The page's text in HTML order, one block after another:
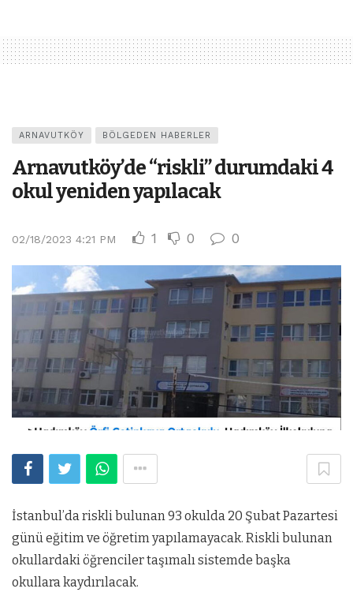
ARNAVUTKÖY BÖLGEDEN HABERLER
Arnavutköy’de “riskli” durumdaki 4
okul yeniden yapılacak
02/18/2023 4:21 PM 1 0 0
İstanbul’da riskli bulunan 93 okulda 20 Şubat Pazartesi
günü eğitim ve öğretim yapılamayacak. Riskli bulunan
okullardaki öğrenciler taşımalı sistemde başka
okullara kaydırılacak.